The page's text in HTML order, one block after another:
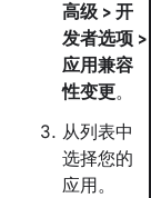
高级 > 开
发者选项 >
应用兼容
性变更。
从列表中
选择您的
应用。